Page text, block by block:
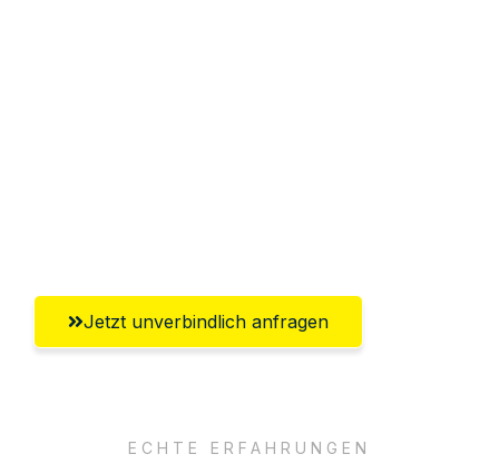
Jetzt unverbindlich anfragen
ECHTE ERFAHRUNGEN